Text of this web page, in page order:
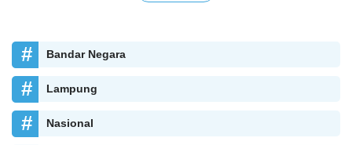
Bandar Negara
Lampung
Nasional